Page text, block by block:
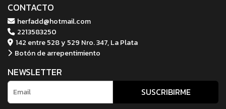
CONTACTO
herfadd@hotmail.com
2213583250
142 entre 528 y 529 Nro. 347, La Plata
Botón de arrepentimiento
NEWSLETTER
SUSCRIBIRME